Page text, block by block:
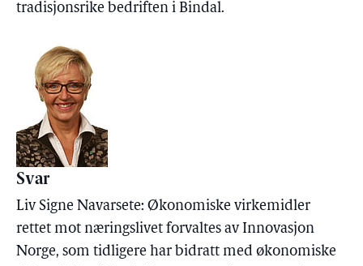
tradisjonsrike bedriften i Bindal.
Svar
Liv Signe Navarsete: Økonomiske virkemidler
rettet mot næringslivet forvaltes av Innovasjon
Norge, som tidligere har bidratt med økonomiske